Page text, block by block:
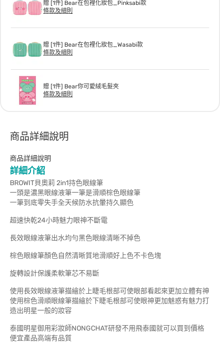
贈 [1件] Bear在包裡化妝包_Pinksabi款
條款及細則
贈 [1件] Bear在包裡化妝包_Wasabi款
條款及細則
贈 [1件] Bear你可愛絨毛髮夾
條款及細則
商品詳細說明
商品詳細說明
詳細介紹
BROWIT貝奧莉 2in1持色眼線筆
一頭是濃黑眼線液筆一筆是滑順棕色眼線筆
一筆到底零失手全天候防水抗暈持久顯色
超速快乾24小時魅力眼神不斷電
長效眼線液筆出水均勻黑色眼線清晰不掉色
棕色眼線筆顏色自然清晰質地滑順好上色不卡色塊
旋轉設計保護柔軟筆芯不易斷
使用長效眼線液筆描繪於上睫毛根部可使眼部看起來更加立體有神
使用棕色滑順眼線筆描繪於下睫毛根部可使眼神更加魅惑有魅力打
造出明星一般的妝容
泰國明星御用彩妝師NONGCHAT研發不用飛泰國就可以買到價格
便宜產品高端有品質